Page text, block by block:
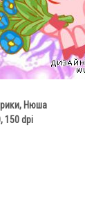
Нюша
150 dpi